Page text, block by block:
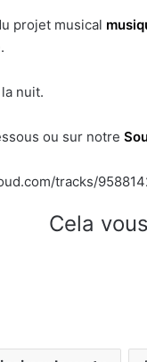
projet musical
nuit.
ou sur notre
tracks/
Cela